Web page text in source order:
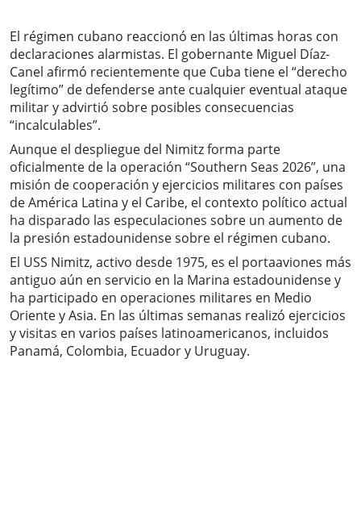
El régimen cubano reaccionó en las últimas horas con
declaraciones alarmistas. El gobernante Miguel Díaz-
Canel afirmó recientemente que Cuba tiene el “derecho
legítimo” de defenderse ante cualquier eventual ataque
militar y advirtió sobre posibles consecuencias
“incalculables”.
Aunque el despliegue del Nimitz forma parte
oficialmente de la operación “Southern Seas 2026”, una
misión de cooperación y ejercicios militares con países
de América Latina y el Caribe, el contexto político actual
ha disparado las especulaciones sobre un aumento de
la presión estadounidense sobre el régimen cubano.
El USS Nimitz, activo desde 1975, es el portaaviones más
antiguo aún en servicio en la Marina estadounidense y
ha participado en operaciones militares en Medio
Oriente y Asia. En las últimas semanas realizó ejercicios
y visitas en varios países latinoamericanos, incluidos
Panamá, Colombia, Ecuador y Uruguay.